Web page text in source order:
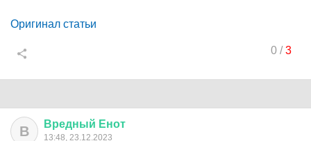
Оригинал статьи
0/3
В Вредный Енот
13:48, 23.12.2023